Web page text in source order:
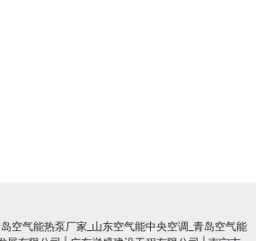
空气能热泵厂家_山东空气能中央空调_青岛空气能